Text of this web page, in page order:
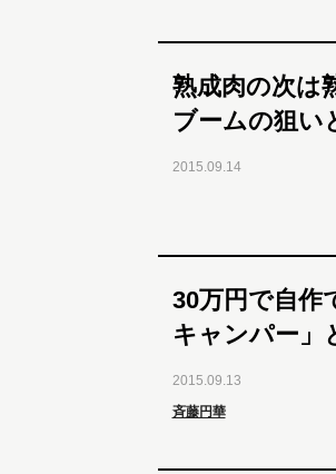
熟成肉の次は
ブームの狙い
2015.09.14
30万円で自作
キャンパー」
2015.09.13
斉藤円華